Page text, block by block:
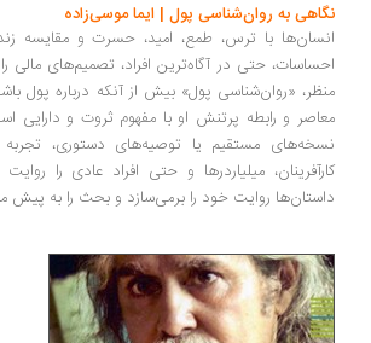
به روان‌شناسی پول | ایما موسی‌زاده
با ترس، طمع، امید، حسرت و مقایسه زندگی
حتی در آگاه‌ترین افراد، تصمیم‌های مالی را شکل
«روان‌شناسی پول» بیش از آنکه درباره پول باشد،
و رابطه پرتنش او با مفهوم ثروت و دارایی است...
مستقیم یا توصیه‌های دستوری، تجربه زندگی
میلیاردرها و حتی افراد عادی را روایت
روایت خود را برمی‌سازد و بحث را به پیش می‌راند